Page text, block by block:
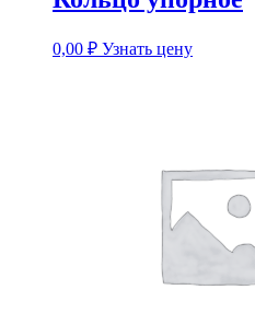
0,00 ₽ Узнать цену